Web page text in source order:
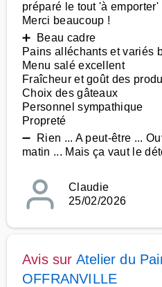
préparé le tout 'à
Merci beaucoup !
➕ Beau cadre
Pains alléchants et variés
Menu salé excellent
Fraîcheur et goût des
Choix des gâteaux
Personnel sympathique
Propreté
➖ Rien ... A peut-être ...
matin ... Mais ça vaut le
Claudie
25/02/2026
Avis sur Atelier du
OFFRANVILLE